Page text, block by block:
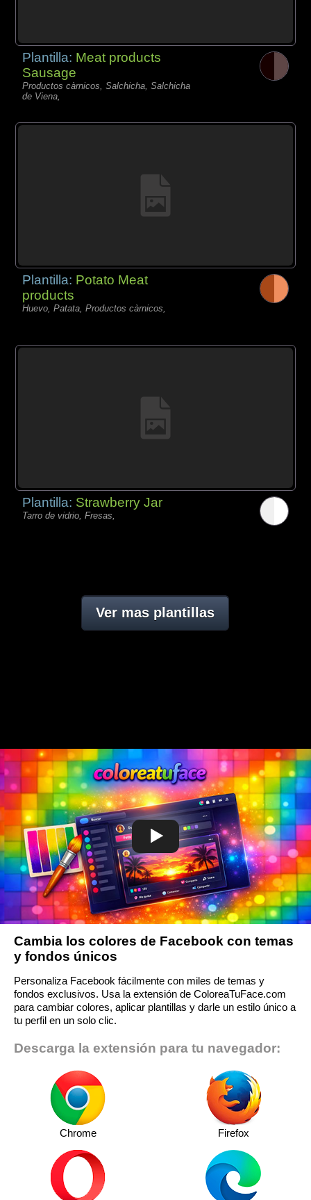
Plantilla: Meat products
Sausage
Productos càrnicos, Salchicha, Salchicha
de Viena,
Plantilla: Potato Meat
products
Huevo, Patata, Productos càrnicos,
Plantilla: Strawberry Jar
Tarro de vidrio, Fresas,
Ver mas plantillas
Cambia los colores de Facebook con temas
y fondos únicos
Personaliza Facebook fácilmente con miles de temas y
fondos exclusivos. Usa la extensión de ColoreaTuFace.com
para cambiar colores, aplicar plantillas y darle un estilo único a
tu perfil en un solo clic.
Descarga la extensión para tu navegador:
Chrome Firefox